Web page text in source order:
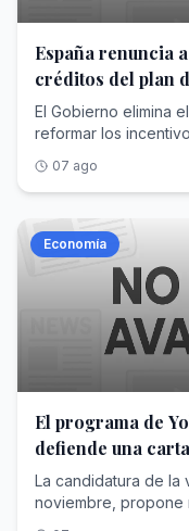
principales... <a
href="https://
formaliza-
20260807195444-
España renuncia
créditos del plan
El Gobierno elimina
reformar los
07 ago
Economía
El programa de
defiende una
mínimos para
La candidatura de
noviembre, propone